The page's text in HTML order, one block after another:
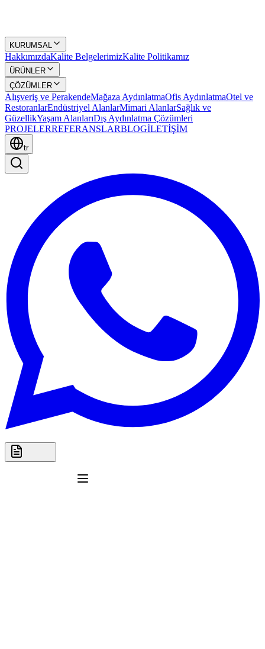
KURUMSAL
HakkımızdaKalite BelgelerimizKalite Politikamız
ÜRÜNLER
ÇÖZÜMLER
Alışveriş ve PerakendeMağaza AydınlatmaOfis AydınlatmaOtel ve
RestoranlarEndüstriyel AlanlarMimari AlanlarSağlık ve
GüzellikYaşam AlanlarıDış Aydınlatma Çözümleri
PROJELERREFERANSLARBLOGİLETİŞİM
tr